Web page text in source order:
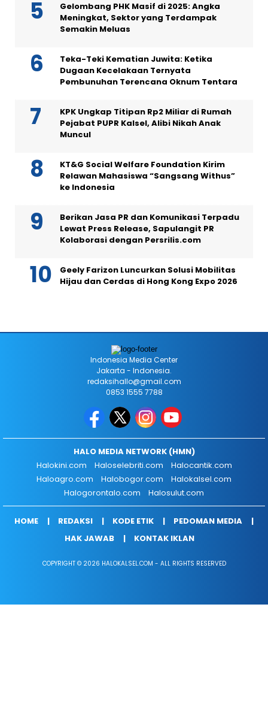
Gelombang PHK Masif di 2025: Angka
Meningkat, Sektor yang Terdampak
Semakin Meluas
Teka-Teki Kematian Juwita: Ketika
Dugaan Kecelakaan Ternyata
Pembunuhan Terencana Oknum Tentara
KPK Ungkap Titipan Rp2 Miliar di Rumah
Pejabat PUPR Kalsel, Alibi Nikah Anak
Muncul
KT&G Social Welfare Foundation Kirim
Relawan Mahasiswa “Sangsang Withus”
ke Indonesia
Berikan Jasa PR dan Komunikasi Terpadu
Lewat Press Release, Sapulangit PR
Kolaborasi dengan Persrilis.com
Geely Farizon Luncurkan Solusi Mobilitas
Hijau dan Cerdas di Hong Kong Expo 2026
Indonesia Media Center
Jakarta - Indonesia.
redaksihallo@gmail.com
0853 1555 7788
HALO MEDIA NETWORK (HMN)
Halokini.com
Haloselebriti.com
Halocantik.com
Haloagro.com
Halobogor.com
Halokalsel.com
Halogorontalo.com
Halosulut.com
HOME REDAKSI KODE ETIK
PEDOMAN MEDIA
HAK JAWAB
KONTAK IKLAN
COPYRIGHT © 2026 HALOKALSEL.COM - ALL RIGHTS RESERVED